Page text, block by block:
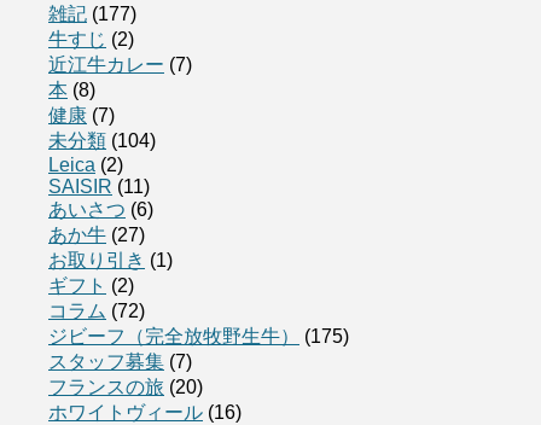
雑記 (177)
牛すじ (2)
近江牛カレー (7)
本 (8)
健康 (7)
未分類 (104)
Leica (2)
SAISIR (11)
あいさつ (6)
あか牛 (27)
お取り引き (1)
ギフト (2)
コラム (72)
ジビーフ（完全放牧野生牛）
(175)
スタッフ募集 (7)
フランスの旅 (20)
ホワイトヴィール (16)